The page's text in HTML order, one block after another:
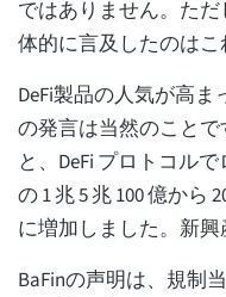
ではありません。ただ
体的に言及したのはこ
DeFi製品の人気が高
の発言は当然のことで
と、DeFi プロトコル
の 1 兆 5 兆 100 億から
に増加しました。新興
BaFinの声明は、規制